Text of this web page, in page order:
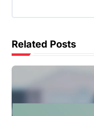
i
o
Related Posts